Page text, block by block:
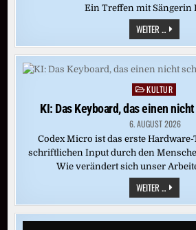
Ein Treffen mit Sängerin
WEITER ... POP:
„WENN
DU
TANZEN
WILLST,
KÖNNEN
WIR
TANZEN“
PostedKULTUR
KI: Das Keyboard, das einen
6. AUGUST 2026
Codex Micro ist das erste
schriftlichen Input durch den
Wie verändert sich unser
WEITER ... KI:
DAS
DAS
EINEN